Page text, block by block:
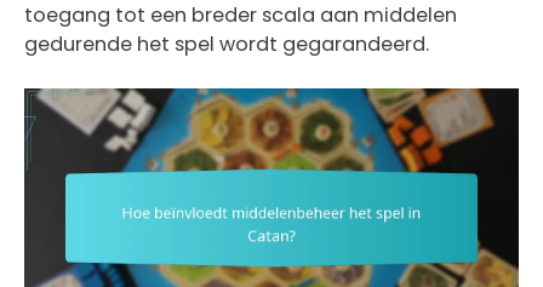
toegang tot een breder scala aan middelen
gedurende het spel wordt gegarandeerd.